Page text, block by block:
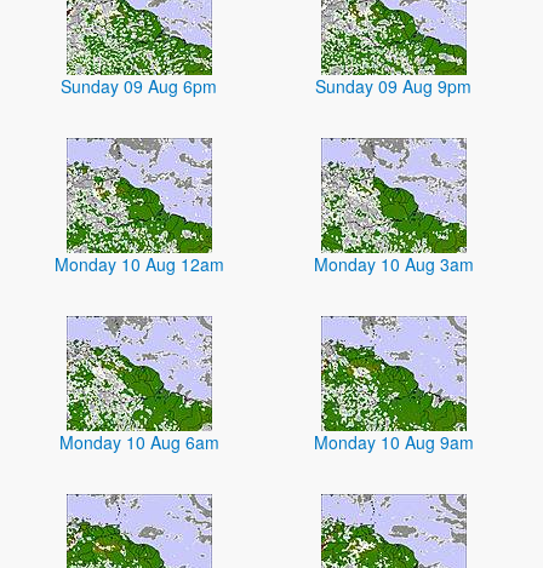
Sunday 09 Aug 6pm Sunday 09 Aug 9pm
Monday 10 Aug 12am Monday 10 Aug 3am
Monday 10 Aug 6am Monday 10 Aug 9am